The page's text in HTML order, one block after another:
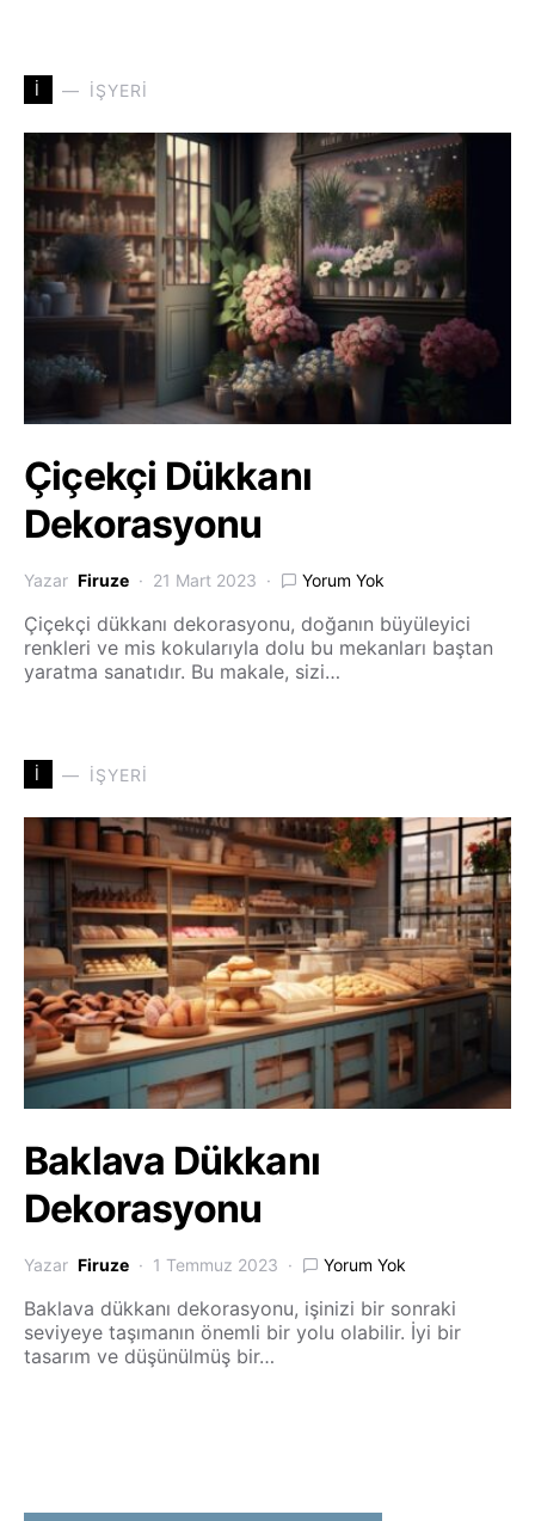
İ İŞYERI
Çiçekçi Dükkanı
Dekorasyonu
Yazar Firuze 21 Mart 2023 Yorum Yok
Çiçekçi dükkanı dekorasyonu, doğanın büyüleyici
renkleri ve mis kokularıyla dolu bu mekanları baştan
yaratma sanatıdır. Bu makale, sizi…
İ İŞYERI
Baklava Dükkanı
Dekorasyonu
Yazar Firuze 1 Temmuz 2023 Yorum Yok
Baklava dükkanı dekorasyonu, işinizi bir sonraki
seviyeye taşımanın önemli bir yolu olabilir. İyi bir
tasarım ve düşünülmüş bir…